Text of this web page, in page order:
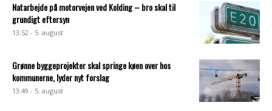
Natarbejde på motorvejen ved Kolding – bro skal til
grundigt eftersyn
13:52 - 5. august
Grønne byggeprojekter skal springe køen over hos
kommunerne, lyder nyt forslag
13:49 - 5. august